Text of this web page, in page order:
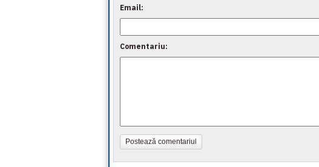
Email:
Comentariu:
Postează comentariul